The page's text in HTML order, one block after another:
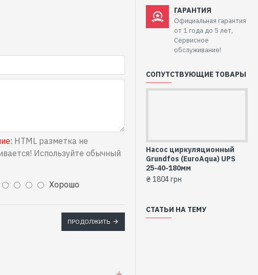
HTML разметка не
Используйте обычный
Хорошо
ПРОДОЛЖИТЬ
ГАРАНТИЯ
Официальная гарантия
от 1 года до 5 лет,
Сервисное
обслуживание!
СОПУТСТВУЮЩИЕ ТОВАРЫ
Насос циркуляционный
Grundfos (EuroAqua) UPS
25-40-180мм
₴ 1804 грн
СТАТЬИ НА ТЕМУ